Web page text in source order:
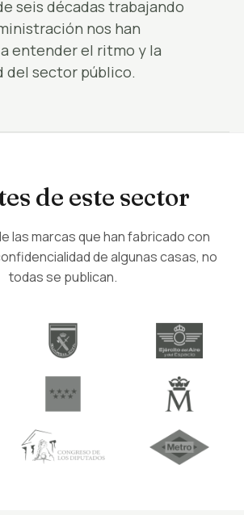
seis décadas trabajando
nos han
entender el ritmo y la
del sector público.
de este sector
las marcas que han fabricado con
de algunas casas, no
todas se publican.